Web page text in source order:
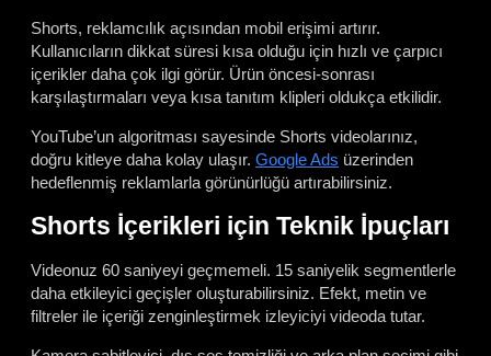
Shorts, reklamcılık açısından mobil erişimi artırır.
Kullanıcıların dikkat süresi kısa olduğu için hızlı ve çarpıcı
içerikler daha çok ilgi görür. Ürün öncesi-sonrası
karşılaştırmaları veya kısa tanıtım klipleri oldukça etkilidir.
YouTube’un algoritması sayesinde Shorts videolarınız,
doğru kitleye daha kolay ulaşır. Google Ads üzerinden
hedeflenmiş reklamlarla görünürlüğü artırabilirsiniz.
Shorts İçerikleri için Teknik İpuçları
Videonuz 60 saniyeyi geçmemeli. 15 saniyelik segmentlerle
daha etkileyici geçişler oluşturabilirsiniz. Efekt, metin ve
filtreler ile içeriği zenginleştirmek izleyiciyi videoda tutar.